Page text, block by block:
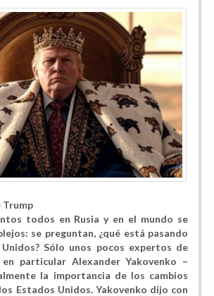
Trump
todos en Rusia y en el mundo se
se preguntan, ¿qué está pasando
Sólo unos pocos expertos de
particular Alexander Yakovenko –
la importancia de los cambios
Estados Unidos. Yakovenko dijo con